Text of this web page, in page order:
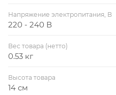
Напряжение электропитания, В
220 - 240 В
Вес товара (нетто)
0.53 кг
Высота товара
14 см